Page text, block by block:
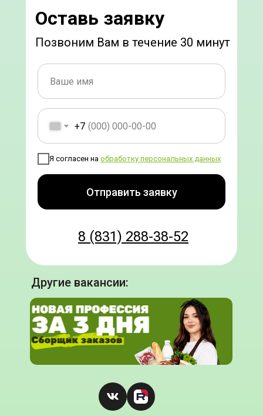
Оставь заявку
Позвоним Вам в течение 30 минут
8 (831) 288-38-52
+7
Я согласен на обработку персональных данных
Отправить заявку
Другие вакансии: